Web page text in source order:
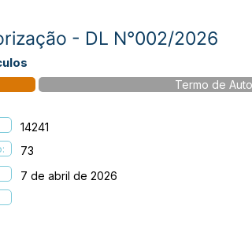
- DL N°002/2026
Termo de
14241
73
7 de abril de 2026